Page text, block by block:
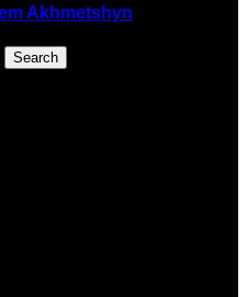
Akhmetshyn
Search